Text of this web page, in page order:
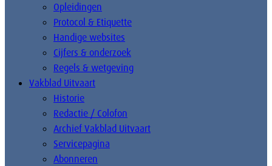
Opleidingen
Protocol & Etiquette
Handige websites
Cijfers & onderzoek
Regels & wetgeving
Vakblad Uitvaart
Historie
Redactie / Colofon
Archief Vakblad Uitvaart
Servicepagina
Abonneren